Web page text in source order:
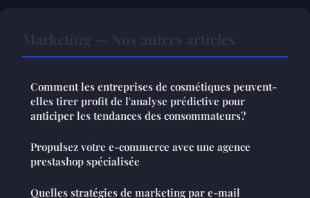
Comment les entreprises de cosmétiques peuvent-
elles tirer profit de l'analyse prédictive pour
anticiper les tendances des consommateurs?
Propulsez votre e-commerce avec une agence
prestashop spécialisée
Quelles stratégies de marketing par e-mail